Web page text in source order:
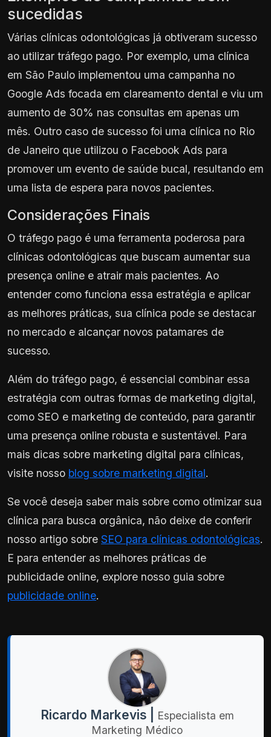
sucedidas
Várias clínicas odontológicas já obtiveram sucesso
ao utilizar tráfego pago. Por exemplo, uma clínica
em São Paulo implementou uma campanha no
Google Ads focada em clareamento dental e viu um
aumento de 30% nas consultas em apenas um
mês. Outro caso de sucesso foi uma clínica no Rio
de Janeiro que utilizou o Facebook Ads para
promover um evento de saúde bucal, resultando em
uma lista de espera para novos pacientes.
Considerações Finais
O tráfego pago é uma ferramenta poderosa para
clínicas odontológicas que buscam aumentar sua
presença online e atrair mais pacientes. Ao
entender como funciona essa estratégia e aplicar
as melhores práticas, sua clínica pode se destacar
no mercado e alcançar novos patamares de
sucesso.
Além do tráfego pago, é essencial combinar essa
estratégia com outras formas de marketing digital,
como SEO e marketing de conteúdo, para garantir
uma presença online robusta e sustentável. Para
mais dicas sobre marketing digital para clínicas,
visite nosso blog sobre marketing digital.
Se você deseja saber mais sobre como otimizar sua
clínica para busca orgânica, não deixe de conferir
nosso artigo sobre SEO para clínicas odontológicas.
E para entender as melhores práticas de
publicidade online, explore nosso guia sobre
publicidade online.
Ricardo Markevis |
Especialista em
Marketing Médico